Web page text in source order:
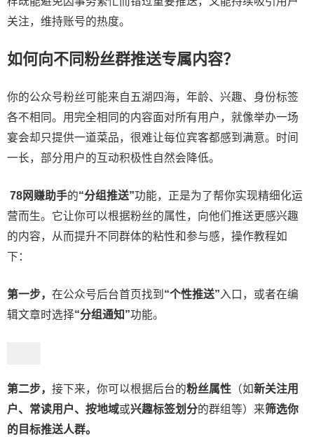
关注，维持账号的热度。
如何向不同粉丝群推送专属内容？
你的公众号粉丝可能来自五湖四海，年龄、兴趣、身份标签
各不相同。用完全相同的内容面对所有用户，就像举办一场
宴会却只提供一道菜品，很难让每位宾客都感到满意。时间
一长，部分用户的互动积极性自然会降低。
78网赚助手的“分组推送”功能，正是为了帮你实现精细化运
营而生。它让你可以根据粉丝的属性，向他们推送更感兴趣
的内容，从而提升不同群体的粘性和参与感，操作教程如
下：
第一步， 在公众号后台首页找到 “个性推送”入口，或者在编
辑文章时选择“分组通知”功能。
第二步， 接下来，你可以根据后台的粉丝属性 （如新关注用
户、常读用户、按地域或兴趣标签划分的群组等）来筛选你
的目标推送人群。